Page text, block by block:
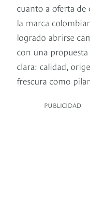
cuanto a oferta de
la marca
logrado abrirse
con una propuesta
clara: calidad,
frescura como
PUBLICIDAD